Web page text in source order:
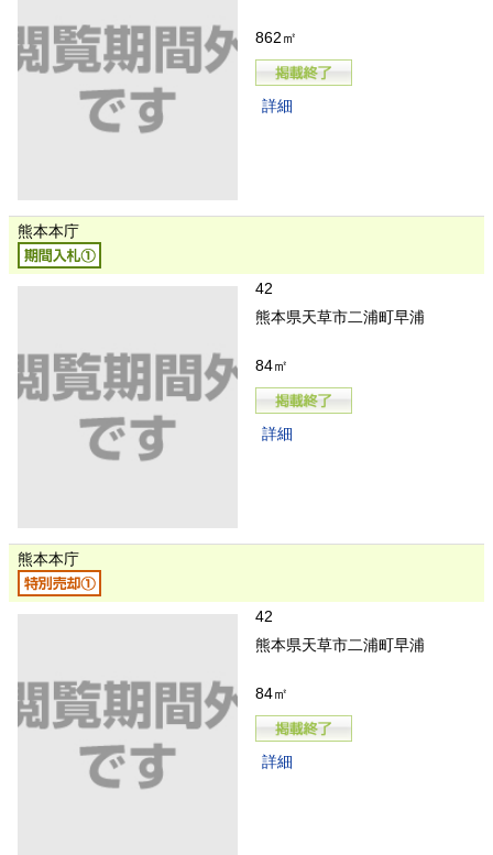
862㎡
詳細
熊本本庁
42
熊本県天草市二浦町早浦
84㎡
詳細
熊本本庁
42
熊本県天草市二浦町早浦
84㎡
詳細